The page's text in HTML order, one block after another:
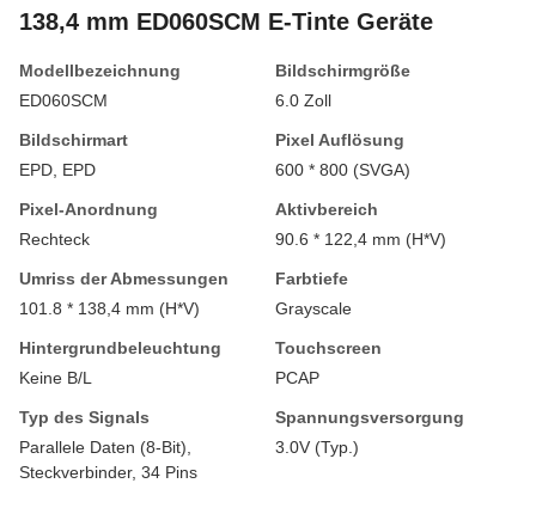
138,4 mm ED060SCM E-Tinte Geräte
Modellbezeichnung
ED060SCM
Bildschirmgröße
6.0 Zoll
Bildschirmart
EPD, EPD
Pixel Auflösung
600 * 800 (SVGA)
Pixel-Anordnung
Rechteck
Aktivbereich
90.6 * 122,4 mm (H*V)
Umriss der Abmessungen
101.8 * 138,4 mm (H*V)
Farbtiefe
Grayscale
Hintergrundbeleuchtung
Keine B/L
Touchscreen
PCAP
Typ des Signals
Parallele Daten (8-Bit),
Steckverbinder, 34 Pins
Spannungsversorgung
3.0V (Typ.)